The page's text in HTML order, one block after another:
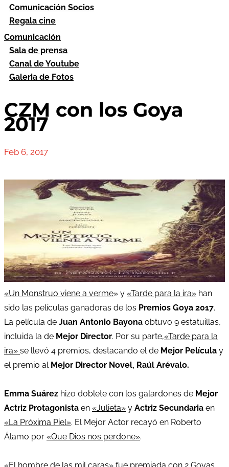
Comunicación Socios
Regala cine
Comunicación
Sala de prensa
Canal de Youtube
Galeria de Fotos
CZM con los Goya
2017
Feb 6, 2017
«Un Monstruo viene a verme» y «Tarde para la ira» han
sido las películas ganadoras de los Premios Goya 2017.
La película de Juan Antonio Bayona obtuvo 9 estatuillas,
incluida la de Mejor Director. Por su parte,«Tarde para la
ira» se llevó 4 premios, destacando el de Mejor Película y
el premio al Mejor Director Novel, Raúl Arévalo.
Emma Suárez hizo doblete con los galardones de Mejor
Actriz Protagonista en «Julieta» y Actriz Secundaria en
«La Próxima Piel». El Mejor Actor recayó en Roberto
Álamo por «Que Dios nos perdone».